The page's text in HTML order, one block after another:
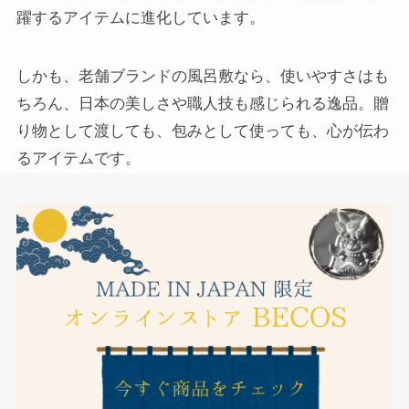
躍するアイテムに進化しています。
しかも、老舗ブランドの風呂敷なら、使いやすさはも
ちろん、日本の美しさや職人技も感じられる逸品。贈
り物として渡しても、包みとして使っても、心が伝わ
るアイテムです。